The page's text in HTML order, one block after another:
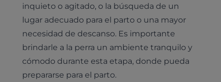
inquieto o agitado, o la búsqueda de un
lugar adecuado para el parto o una mayor
necesidad de descanso. Es importante
brindarle a la perra un ambiente tranquilo y
cómodo durante esta etapa, donde pueda
prepararse para el parto.